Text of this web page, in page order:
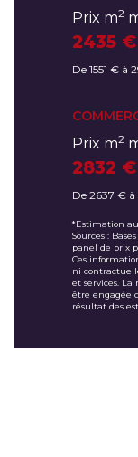
Prix m2
2435 €
De 1551 € à
Prix m2
2832 €
De 2637 €
*Estimation
Sources :
panel de prix
Ces
ni
et services.
être engagée
résultat des